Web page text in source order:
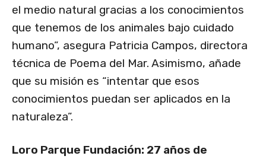
el medio natural gracias a los conocimientos
que tenemos de los animales bajo cuidado
humano”, asegura Patricia Campos, directora
técnica de Poema del Mar. Asimismo, añade
que su misión es “intentar que esos
conocimientos puedan ser aplicados en la
naturaleza”.
Loro Parque Fundación: 27 años de